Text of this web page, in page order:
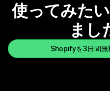
使ってみた
まし
Shopifyを3日間無